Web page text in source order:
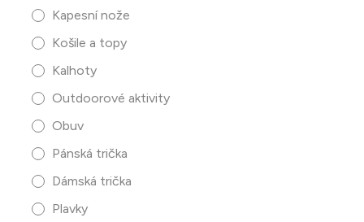
Kapesní nože
Košile a topy
Kalhoty
Outdoorové aktivity
Obuv
Pánská trička
Dámská trička
Plavky